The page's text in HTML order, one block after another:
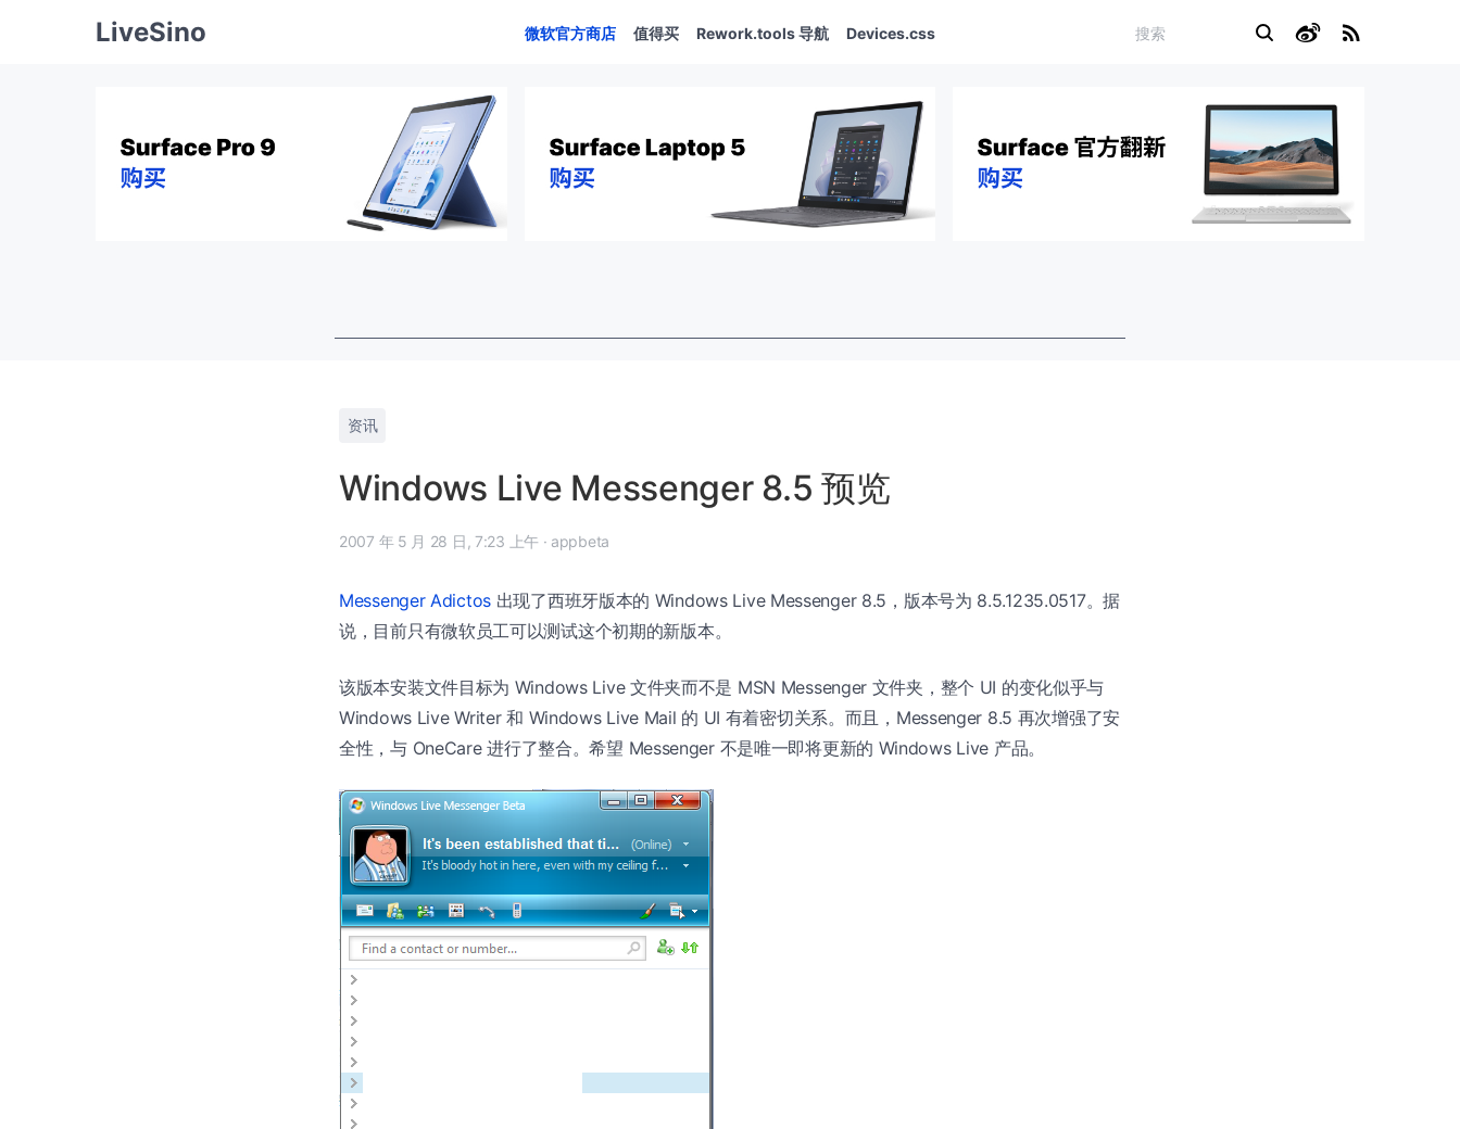
LiveSino 微软官方商店 值得买 Rework.tools 导航 Devices.css
资讯
Windows Live Messenger 8.5 预览
2007 年 5 月 28 日, 7:23 上午 · appbeta
Messenger Adictos 出现了西班牙版本的 Windows Live Messenger 8.5，版本号为 8.5.1235.0517。据
说，目前只有微软员工可以测试这个初期的新版本。
该版本安装文件目标为 Windows Live 文件夹而不是 MSN Messenger 文件夹，整个 UI 的变化似乎与
Windows Live Writer 和 Windows Live Mail 的 UI 有着密切关系。而且，Messenger 8.5 再次增强了安
全性，与 OneCare 进行了整合。希望 Messenger 不是唯一即将更新的 Windows Live 产品。